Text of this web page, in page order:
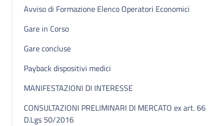
Avviso di Formazione Elenco Operatori Economici
Gare in Corso
Gare concluse
Payback dispositivi medici
MANIFESTAZIONI DI INTERESSE
CONSULTAZIONI PRELIMINARI DI MERCATO ex art. 66
D.Lgs 50/2016